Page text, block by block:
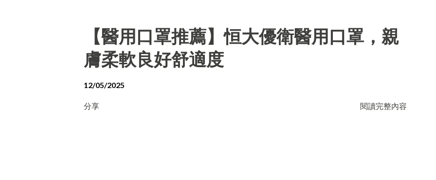
【醫用口罩推薦】恒大優衛醫用口罩，親
膚柔軟良好舒適度
12/05/2025
分享 閱讀完整內容